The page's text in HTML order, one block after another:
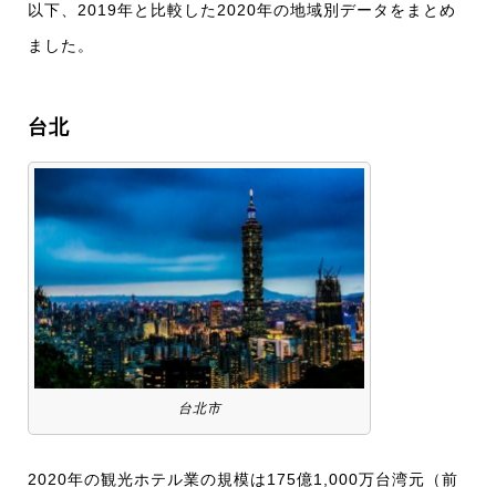
以下、2019年と比較した2020年の地域別データをまとめ
ました。
台北
台北市
2020年の観光ホテル業の規模は175億1,000万台湾元（前